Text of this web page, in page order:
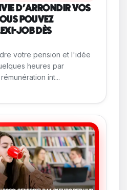
D'ARRONDIR VOS
POUVEZ
JOB DÈS
votre pension et l'idée
heures par
int...